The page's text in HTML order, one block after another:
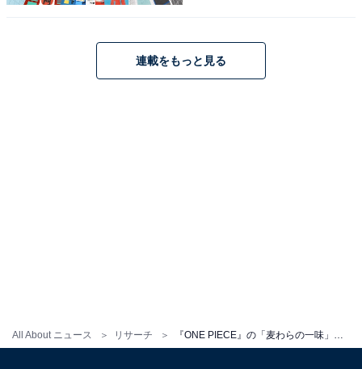
All About ニュース リサーチ
込む姿がなく、常に前しか向いていないところに魅力を
す（30歳女性）」「自分に無い物を全て持っている（33
歳女性）」など、ルフィの生きざまや人格に憧れを持つ
連載をもっと見る